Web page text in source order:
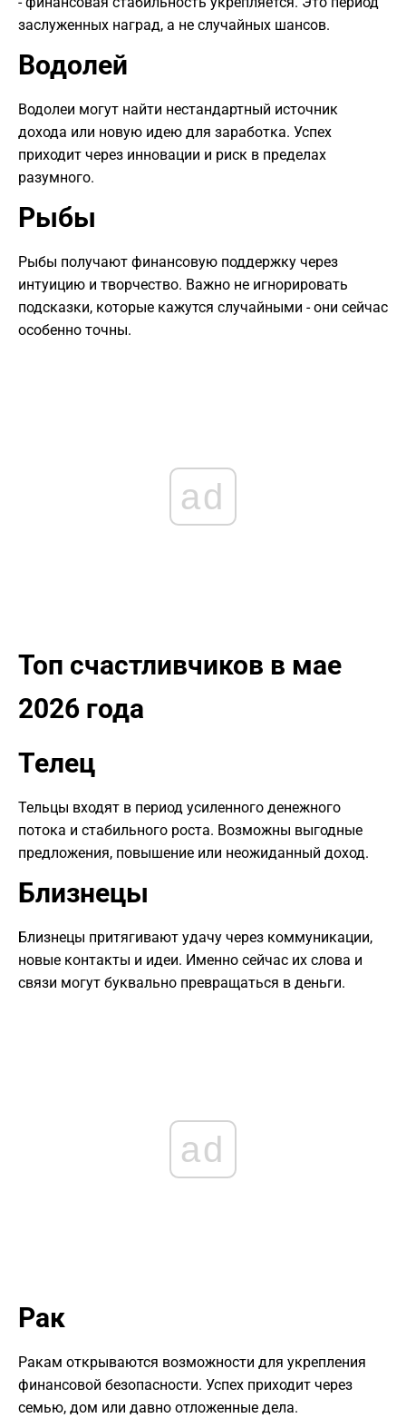
заслуженных наград, а не случайных шансов.
Водолей
Водолеи могут найти нестандартный источник
дохода или новую идею для заработка. Успех
приходит через инновации и риск в пределах
разумного.
Рыбы
Рыбы получают финансовую поддержку через
интуицию и творчество. Важно не игнорировать
подсказки, которые кажутся случайными - они сейчас
особенно точны.
ad
Топ счастливчиков в мае
2026 года
Телец
Тельцы входят в период усиленного денежного
потока и стабильного роста. Возможны выгодные
предложения, повышение или неожиданный доход.
Близнецы
Близнецы притягивают удачу через коммуникации,
новые контакты и идеи. Именно сейчас их слова и
связи могут буквально превращаться в деньги.
ad
Рак
Ракам открываются возможности для укрепления
финансовой безопасности. Успех приходит через
семью, дом или давно отложенные дела.